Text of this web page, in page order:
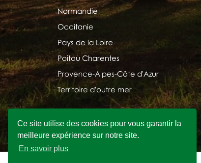
Ce site utilise des cookies pour vous garantir la
meilleure expérience sur notre site.
En savoir plus
Normandie
Occitanie
Pays de la Loire
Poitou Charentes
Provence-Alpes-Côte d'Azur
Territoire d'outre mer